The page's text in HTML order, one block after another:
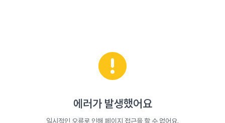
에러가 발생했어요
일시적인 오류로 인해 페이지 접근을 할 수 없어요.